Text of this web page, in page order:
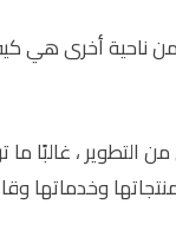
من ناحية أخرى
التطوير ، غالبًا ما
وخدماتها